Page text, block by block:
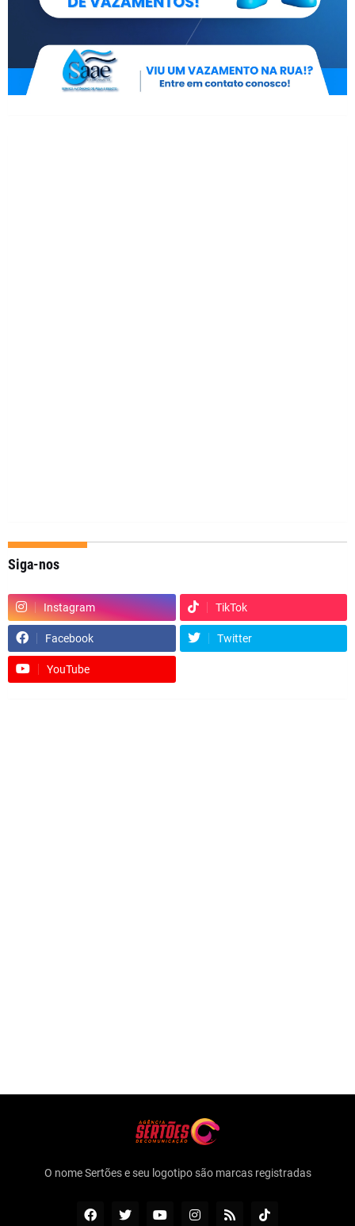
Siga-nos
Instagram TikTok
Facebook Twitter
YouTube
O nome Sertões e seu logotipo são marcas registradas